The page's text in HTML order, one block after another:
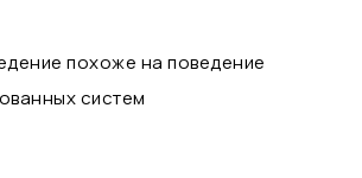
похоже на поведение
систем